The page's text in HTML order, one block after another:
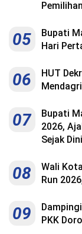
05
Bupati
Hari
06
HUT
07
Bupati
2026,
Sejak Dini
08
Wali
Run
09
PKK